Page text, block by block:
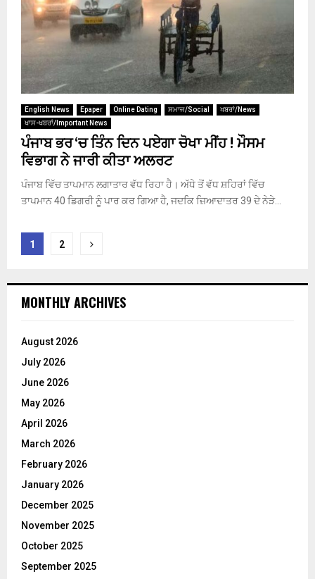
English News Epaper Online Dating ਸਮਾਜ/Social
ਖਬਰਾਂ/News
ਖਾਸ-ਖਬਰਾਂ/Important News
ਪੰਜਾਬ ਭਰ ‘ਚ ਤਿੰਨ ਦਿਨ ਪਏਗਾ ਚੋਖਾ ਮੀਂਹ ! ਮੌਸਮ
ਵਿਭਾਗ ਨੇ ਜਾਰੀ ਕੀਤਾ ਅਲਰਟ
ਪੰਜਾਬ ਵਿੱਚ ਤਾਪਮਾਨ ਲਗਾਤਾਰ ਵੱਧ ਰਿਹਾ ਹੈ। ਅੱਧੇ ਤੋਂ ਵੱਧ ਸ਼ਹਿਰਾਂ ਵਿੱਚ
ਤਾਪਮਾਨ 40 ਡਿਗਰੀ ਨੂੰ ਪਾਰ ਕਰ ਗਿਆ ਹੈ, ਜਦਕਿ ਜ਼ਿਆਦਾਤਰ 39 ਦੇ ਨੇੜੇ...
Posts
1 2
MONTHLY ARCHIVES
August 2026
July 2026
June 2026
May 2026
April 2026
March 2026
February 2026
January 2026
December 2025
November 2025
October 2025
September 2025